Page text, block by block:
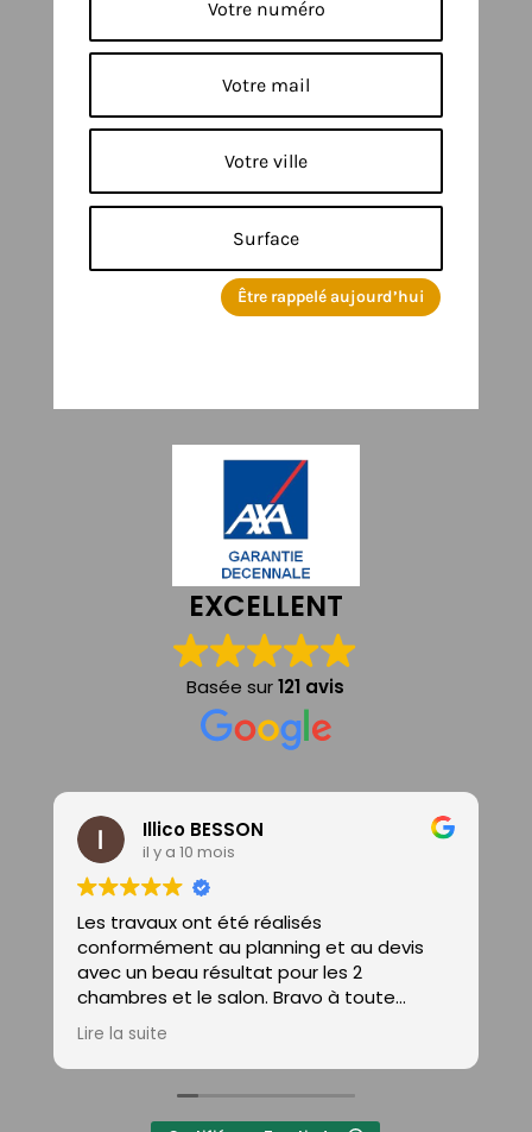
Être rappelé aujourd’hui
EXCELLENT
Basée sur121 avis
Illico BESSON
il y a 10 mois
Les travaux ont été réalisés
conformément au planning et au devis
avec un beau résultat pour les 2
chambres et le salon. Bravo à toute
l'équipe et notamment les jeunes en
apprentissage !
Lire la suite